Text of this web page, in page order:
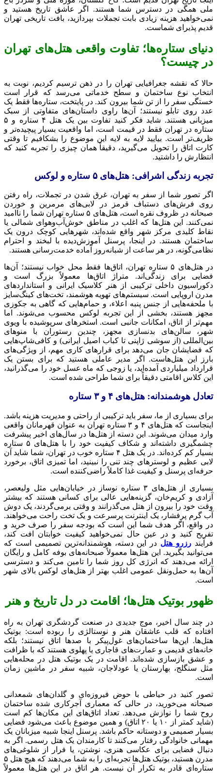
ملی همگی در دسترس شما هستند. اگر عاشق تاریخ هستید و
نمی‌خواهید هزینه زیادی بابت تجملات بپردازید، بافت تاریخی تهران
قدیم پذیرای شماست.
دنیای ستاره‌ها؛ تفاوت واقعی هتل‌های تهران
در چیست؟
حالا که نقشه جغرافیایی تهران را در ذهن ترسیم کردیم، نوبت به
انتخاب نوع ساختمان و سطح خدماتی می‌رسد که قرار است
خستگی سفر را از تن شما بیرون کند. در پایتخت، ستاره‌ها فقط یک
عدد روی تابلو نیستند؛ آن‌ها راوی داستان‌های متفاوتی از سبک
میزبانی هستند. شاید فکر کنید تفاوت بین یک هتل ۴ ستاره و ۵
ستاره در تهران فقط در قیمت است، اما واقعیت بسیار پیچیده‌تر و
ظریف‌تر است. بیایید لایه به لایه این موضوع را بشکافیم تا وقتی
کارت اتاق را تحویل می‌گیرید، دقیقاً همان چیزی را تجربه کنید که
انتظارش را داشتید.
تجربه زندگی اشرافی: هتل‌های ۵ ستاره و لوکس
اگر تصور شما از سفر به تهران، غرق شدن در تجملات، راه رفتن
روی فرش‌های دستباف قرمز در لابی‌های مرمرین و خوردن
صبحانه در ظروف نقره است، هتل‌های ۵ ستاره تهران شما را ناامید
نمی‌کنند. این هتل‌ها که اغلب در مناطق خوش‌آب‌وهوای شمالی یا
نقاط کلیدی مرکز شهر واقع شده‌اند، شهرهایی کوچک درون یک
ساختمان هستند. در اینجا، پرسنل آموزش‌دیده با لبخند و احترام
نظامی‌گونه، در هر ساعت از شبانه‌روز آماده خدمت‌رسانی هستند.
در هتل‌های ۵ ستاره تهران، اتاق‌ها فقط محل خواب نیستند؛ آن‌ها
فضایی برای زندگی‌اند. متراژ اتاق‌ها معمولاً بزرگ است و
دکوراسیون داخلی ترکیبی از هنر کلاسیک ایرانی و استانداردهای
مدرن اروپایی است. سیستم‌های تهویه هوشمند، تخت‌های کینگ‌سایز
با ملحفه‌هایی از جنس پنبه اعلاء، و حمام‌هایی که گاهی به جکوزی
مجهز هستند، بخشی از این تجربه لوکس محسوب می‌شوند. اما
مهم‌تر از اتاق، امکانات جانبی است. استخرهای سرپوشیده با ویوی
شهر، سالن‌های بدنسازی مجهز، چندین رستوران با منوهای
بین‌المللی (از سوشی ژاپنی تا کباب اصیل ایرانی) و کافی‌شاپ‌هایی
که فضایشان جان می‌دهد برای قرارهای کاری مهم، از ویژگی‌های
بارز این هتل‌هاست. اگر مدیر عاملی هستید که برای بستن یک
قرارداد میلیاردی آمده‌اید، یا زوجی که ماه عسل خود را می‌گذرانید،
این کلاس اقامتی دقیقاً برای شما طراحی شده است.
تعادل هوشمندانه: هتل‌های ۴ و ۳ ستاره
برای بسیاری از ما، سفر باید ترکیبی از راحتی و مدیریت هزینه باشد.
اینجاست که هتل‌های ۴ و ۳ ستاره تهران به عنوان قهرمانان واقعی
وارد میدان می‌شوند. این دسته از هتل‌ها در سال‌های اخیر پیشرفت
چشمگیری داشته‌اند و شکاف کیفیت خود را با هتل‌های ۵ ستاره
بسیار کم کرده‌اند. در یک هتل ۴ ستاره خوب در تهران، شما شاید آن
لابی عظیم و لوسترهای چند تنی را نبینید، اما تمیزی اتاق، برخورد
حرفه‌ای پرسنل و کیفیت غذا کاملاً راضی‌کننده است.
بسیاری از هتل‌های ۳ ستاره نوساز در خیابان‌هایی مثل ولیعصر،
آزادی و کریم‌خان، گزینه‌هایی عالی برای کسانی هستند که بیشتر
وقت خود را بیرون از هتل می‌گذرانند و وقتی برمی‌گردند، یک دوش
آب گرم پرفشار، یک اینترنت پرسرعت و یک تخت راحت می‌خواهند.
در واقع، اگر هدف شما این است که بودجه سفر را صرف خرید و
تفریح کنید و در عین حال نمی‌خواهید کیفیت خوابتان افت کند،
فرآیند رزرو هتل در این دسته، هوشمندانه‌ترین تصمیمی است که
می‌توانید بگیرید. این هتل‌ها معمولاً صبحانه‌های بوفه کامل و رایگان
ارائه می‌دهند که انرژی کل روز شما را تامین می‌کند و دسترسی
آن‌ها به حمل‌ونقل عمومی اغلب بهتر از هتل‌های لوکس بالای شهر
است.
ظهور بوتیک هتل‌ها؛ اقامت در دل تاریخ و هنر
در چند سال اخیر، موج جدیدی در صنعت گردشگری تهران به راه
افتاده که قلب عاشقان هنر و نوستالژی را ربوده است: بوتیک
هتل‌ها. این‌ها ساختمان‌های غول‌پیکر با صدها اتاق نیستند؛ بلکه
خانه‌های قدیمی و عمارت‌های قاجاری یا پهلوی هستند که با ظرافت
و عشق بازسازی شده‌اند. اقامت در یک بوتیک هتل در محله‌هایی
مثل سنگلج، بهارستان یا عودلاجان، شبیه سفر در ماشین زمان
است.
تصور کنید در حیاطی با حوض فیروزه‌ای و گلدان‌های شمعدانی
صبحانه می‌خورید، در حالی که معماری آجرکاری شده ساختمان
روح شما را نوازش می‌دهد. تعداد اتاق‌های این مکان‌ها کم است
(شاید کمتر از ۱۰ یا ۲۰ اتاق) و همین موضوع باعث می‌شود فضایی
بسیار صمیمی و دوستانه حاکم باشد. پرسنل اینجا شبیه میزبانان یک
مهمانی خانوادگی رفتار می‌کنند تا کارمندان یک هتل رسمی. اگر به
دنبال فضایی برای عکاسی هنری، نوشتن، یا فرار از شلوغی‌های
مدرن هستید، بوتیک هتل‌ها تجربه‌ای را به شما می‌دهند که هیچ هتل ۵
ستاره‌ای قادر به تکرار آن نیست. هر اتاق در این هتل‌ها معمولاً